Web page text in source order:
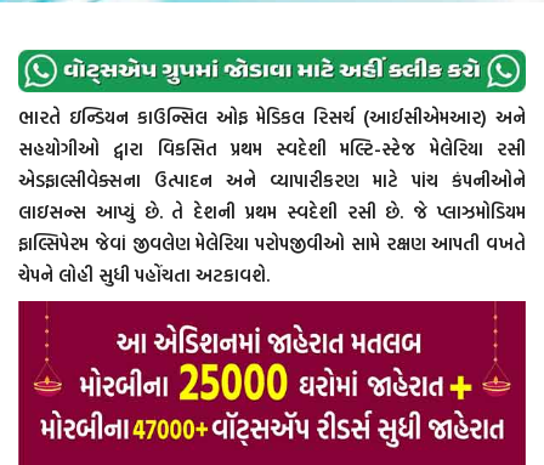
ભારતે ઇન્ડિયન કાઉન્સિલ ઓફ મેડિકલ રિસર્ચ (આઈસીએમઆર) અને
સહયોગીઓ દ્વારા વિકસિત પ્રથમ સ્વદેશી મલ્ટિ-સ્ટેજ મેલેરિયા રસી
એડફાલ્સીવેક્સના ઉત્પાદન અને વ્યાપારીકરણ માટે પાંચ કંપનીઓને
લાઇસન્સ આપ્યું છે. તે દેશની પ્રથમ સ્વદેશી રસી છે. જે પ્લાઝમોડિયમ
ફાલ્સિપેરમ જેવાં જીવલેણ મેલેરિયા પરોપજીવીઓ સામે રક્ષણ આપતી વખતે
ચેપને લોહી સુધી પહોંચતા અટકાવશે.